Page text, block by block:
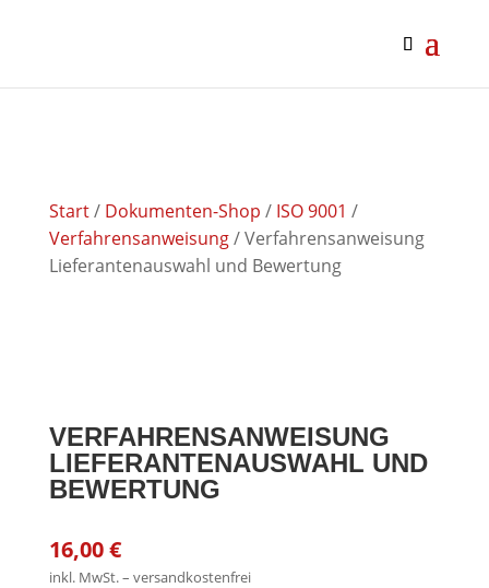
Start/ Dokumenten-Shop / ISO 9001 /
Verfahrensanweisung/ Verfahrensanweisung
Lieferantenauswahl und Bewertung
VERFAHRENSANWEISUNG
LIEFERANTENAUSWAHL UND
BEWERTUNG
16,00€
inkl. MwSt. – versandkostenfrei